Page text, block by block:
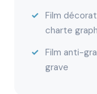
Film
charte
Film anti-
grave